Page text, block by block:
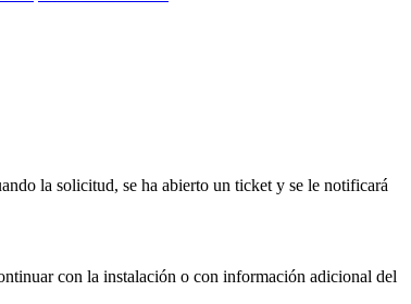
la solicitud, se ha abierto un ticket y se le notificará
con la instalación o con información adicional del